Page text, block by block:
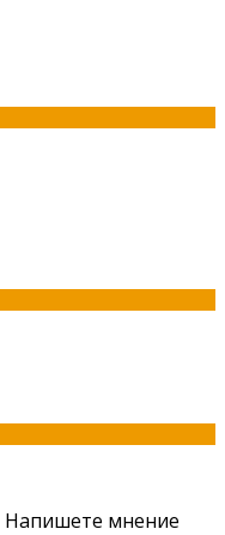
Напишете мнение